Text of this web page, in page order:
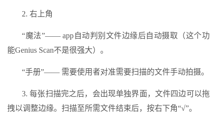
2. 右上角
“魔法”—— app自动判别文件边缘后自动摄取（这个功
能Genius Scan不是很强大）。
“手册”—— 需要使用者对准需要扫描的文件手动拍摄。
3. 每张扫描完之后，会出现单独界面，文件四边可以拖
拽以调整边缘。扫描至所需文件结束后，按右下角“√”。